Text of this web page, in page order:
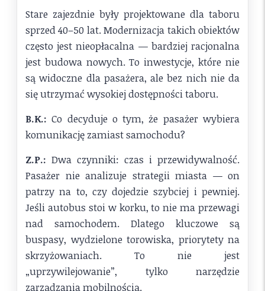
Stare zajezdnie były projektowane dla taboru
sprzed 40–50 lat. Modernizacja takich obiektów
często jest nieopłacalna — bardziej racjonalna
jest budowa nowych. To inwestycje, które nie
są widoczne dla pasażera, ale bez nich nie da
się utrzymać wysokiej dostępności taboru.
B.K.: Co decyduje o tym, że pasażer wybiera
komunikację zamiast samochodu?
Z.P.: Dwa czynniki: czas i przewidywalność.
Pasażer nie analizuje strategii miasta — on
patrzy na to, czy dojedzie szybciej i pewniej.
Jeśli autobus stoi w korku, to nie ma przewagi
nad samochodem. Dlatego kluczowe są
buspasy, wydzielone torowiska, priorytety na
skrzyżowaniach. To nie jest
„uprzywilejowanie”, tylko narzędzie
zarządzania mobilnością.